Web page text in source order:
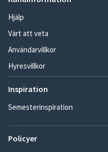
Hjälp
Värt att veta
Användarvillkor
Hyresvillkor
Inspiration
Semesterinspiration
Policyer